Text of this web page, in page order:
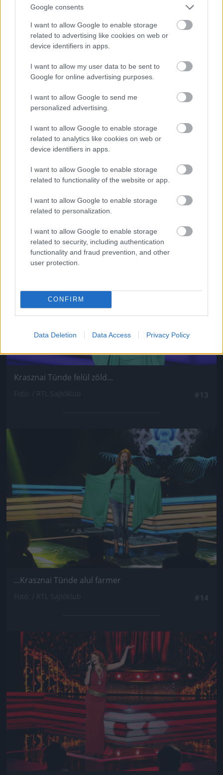
Google consents
I want to allow Google to enable storage
related to advertising like cookies on web or
device identifiers in apps.
I want to allow my user data to be sent to
Google for online advertising purposes.
I want to allow Google to send me
personalized advertising.
I want to allow Google to enable storage
related to analytics like cookies on web or
device identifiers in apps.
I want to allow Google to enable storage
related to functionality of the website or app.
I want to allow Google to enable storage
related to personalization.
I want to allow Google to enable storage
related to security, including authentication
functionality and fraud prevention, and other
user protection.
CONFIRM
Data Deletion Data Access Privacy Policy
Jön még kép!
Danics Dóra fekete estélyiben
Jön még kép!
Krasznai Tünde felül zöld...
Jön még kép!
...Krasznai Tünde alul farmer
Jön még kép!